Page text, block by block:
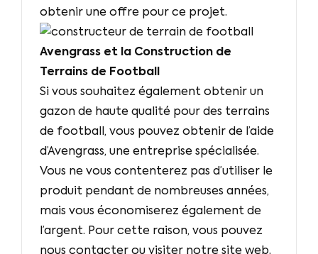
obtenir une offre pour ce projet.
Avengrass et la Construction de
Terrains de Football
Si vous souhaitez également obtenir un
gazon de haute qualité pour des terrains
de football, vous pouvez obtenir de l’aide
d’Avengrass, une entreprise spécialisée.
Vous ne vous contenterez pas d’utiliser le
produit pendant de nombreuses années,
mais vous économiserez également de
l’argent. Pour cette raison, vous pouvez
nous contacter ou visiter notre site web.